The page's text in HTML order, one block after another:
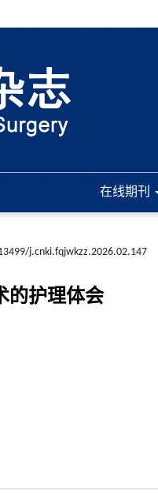
在线期刊
j.cnki.fqjwkzz.2026.02.147
的护理体会